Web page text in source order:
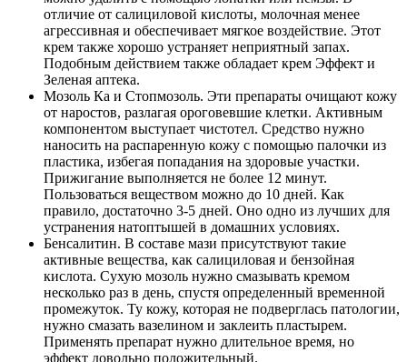
отличие от салициловой кислоты, молочная менее
агрессивная и обеспечивает мягкое воздействие. Этот
крем также хорошо устраняет неприятный запах.
Подобным действием также обладает крем Эффект и
Зеленая аптека.
Мозоль Ка и Стопмозоль. Эти препараты очищают кожу
от наростов, разлагая ороговевшие клетки. Активным
компонентом выступает чистотел. Средство нужно
наносить на распаренную кожу с помощью палочки из
пластика, избегая попадания на здоровые участки.
Прижигание выполняется не более 12 минут.
Пользоваться веществом можно до 10 дней. Как
правило, достаточно 3-5 дней. Оно одно из лучших для
устранения натоптышей в домашних условиях.
Бенсалитин. В составе мази присутствуют такие
активные вещества, как салициловая и бензойная
кислота. Сухую мозоль нужно смазывать кремом
несколько раз в день, спустя определенный временной
промежуток. Ту кожу, которая не подверглась патологии,
нужно смазать вазелином и заклеить пластырем.
Применять препарат нужно длительное время, но
эффект довольно положительный.